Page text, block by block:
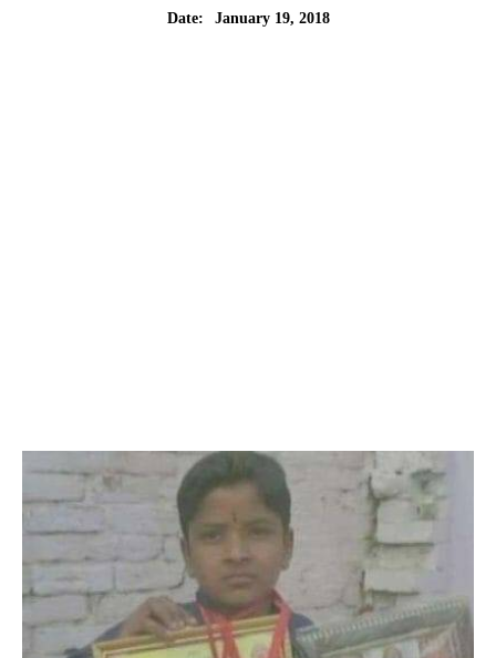
Date:
January 19, 2018